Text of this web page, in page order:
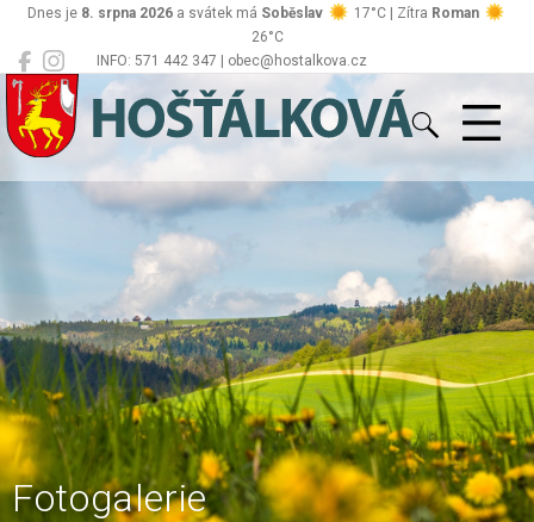
INFO: 571 442 347 | obec@hostalkova.cz
Dnes je 8. srpna 2026 a svátek má Soběslav 17°C | Zítra Roman
26°C
Hošťálková
Fotogalerie